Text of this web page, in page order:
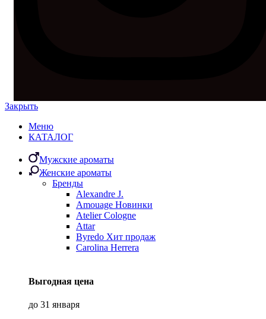
Закрыть
Меню
КАТАЛОГ
Мужские ароматы
Женские ароматы
Бренды
Alexandre J.
Amouage Новинки
Atelier Cologne
Attar
Byredo Хит продаж
Carolina Herrera
Выгодная цена
до 31 января